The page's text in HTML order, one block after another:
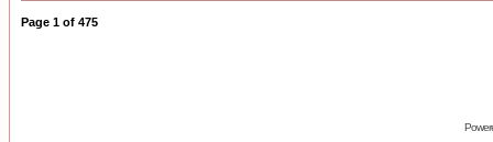
Page 1 of 475